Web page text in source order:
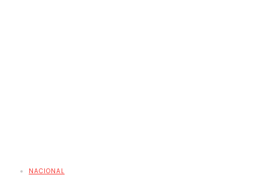
NACIONAL